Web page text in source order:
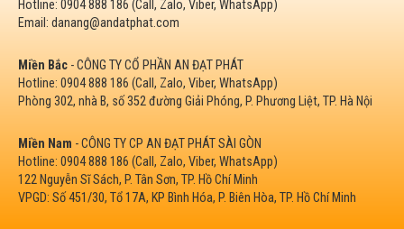
Hotline: 0904 888 186 (Call, Zalo, Viber, WhatsApp)
Email: danang@andatphat.com
Miền Bắc - CÔNG TY CỔ PHẦN AN ĐẠT PHÁT
Hotline: 0904 888 186 (Call, Zalo, Viber, WhatsApp)
Phòng 302, nhà B, số 352 đường Giải Phóng, P. Phương Liệt, TP. Hà Nội
Miền Nam - CÔNG TY CP AN ĐẠT PHÁT SÀI GÒN
Hotline: 0904 888 186 (Call, Zalo, Viber, WhatsApp)
122 Nguyễn Sĩ Sách, P. Tân Sơn, TP. Hồ Chí Minh
VPGD: Số 451/30, Tổ 17A, KP Bình Hóa, P. Biên Hòa, TP. Hồ Chí Minh